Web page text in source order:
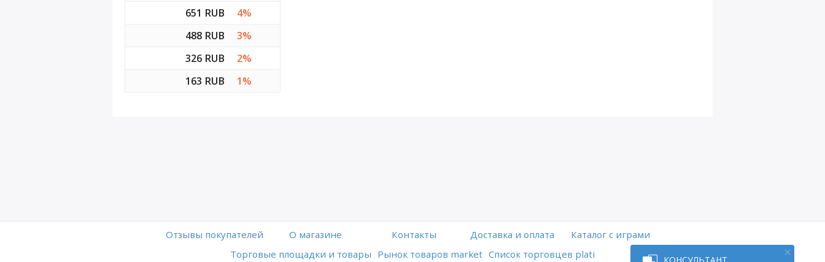
651 RUB
4%
488 RUB
3%
326 RUB
2%
163 RUB
1%
Отзывы покупателей O магазине Контакты Доставка и оплата
Каталог с играми
Торговые площадки и товары Рынок товаров market Список торговцев plati